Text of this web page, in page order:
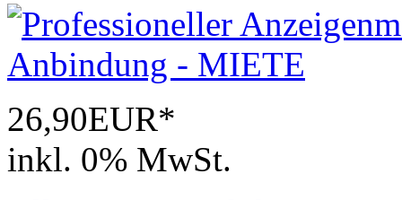
26,90EUR*
inkl. 0% MwSt.